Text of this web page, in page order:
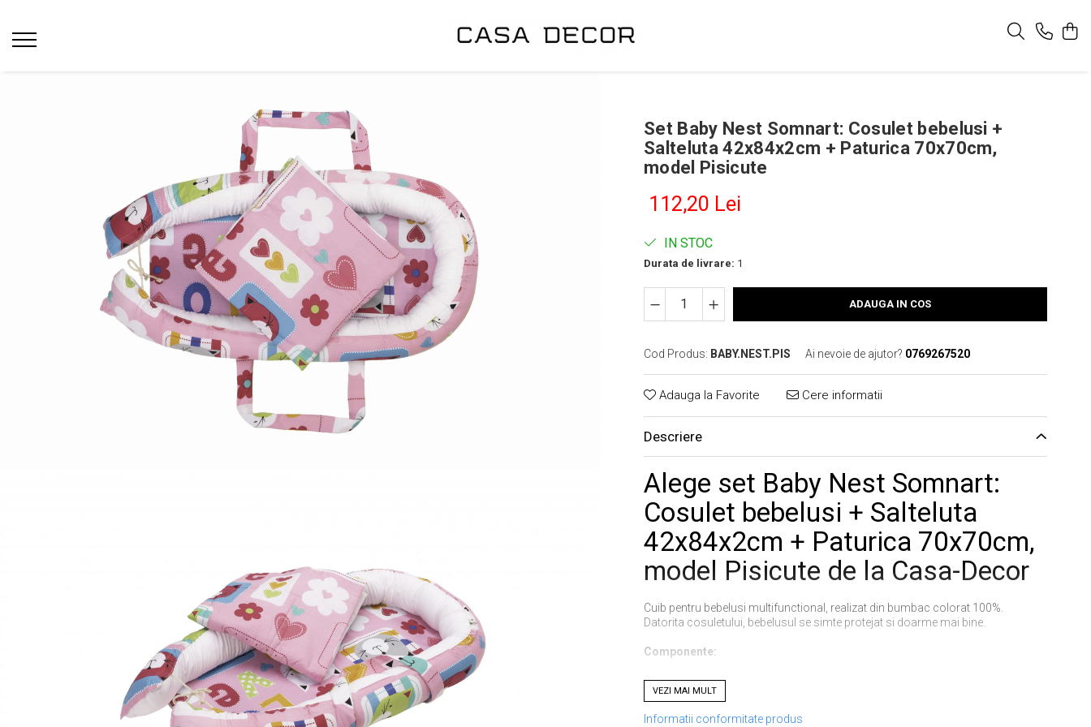
Set Baby Nest Somnart: Cosulet bebelusi +
Salteluta 42x84x2cm + Paturica 70x70cm,
model Pisicute
112,20 Lei
IN STOC
Durata de livrare: 1
ADAUGA IN COS
Cod Produs: BABY.NEST.PIS Ai nevoie de ajutor? 0769267520
Adauga la Favorite Cere informatii
Descriere
Alege set Baby Nest Somnart:
Cosulet bebelusi + Salteluta
42x84x2cm + Paturica 70x70cm,
model Pisicute de la Casa-Decor
Cuib pentru bebelusi multifunctional, realizat din bumbac colorat 100%.
Datorita cosuletului, bebelusul se simte protejat si doarme mai bine.
Componente:
Cosulet bebelusi
Salteluta: 42x84x2 cm
VEZI MAI MULT
Informatii conformitate produs